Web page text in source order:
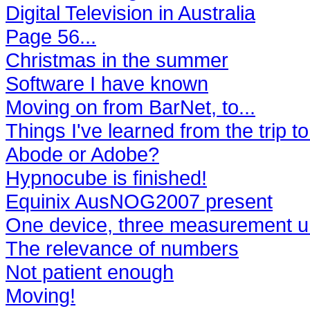
Digital Television in Australia
Page 56...
Christmas in the summer
Software I have known
Moving on from BarNet, to...
Things I've learned from the trip
Abode or Adobe?
Hypnocube is finished!
Equinix AusNOG2007 present
One device, three measurement
The relevance of numbers
Not patient enough
Moving!